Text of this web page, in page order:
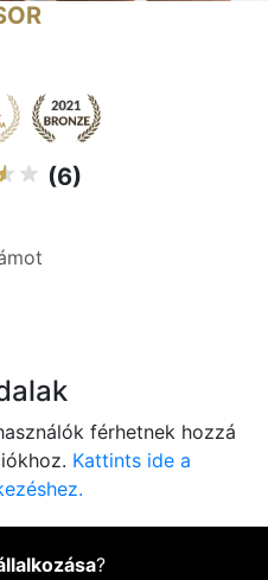
(6)
férhetnek hozzá
Kattints ide a
?